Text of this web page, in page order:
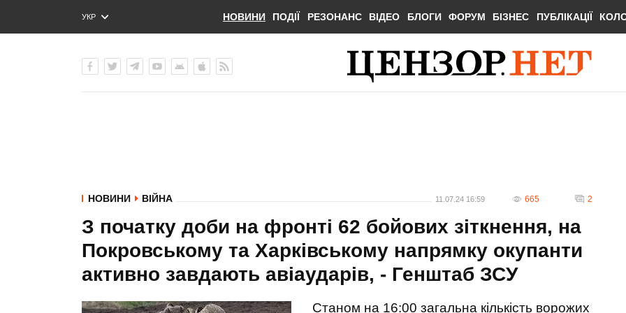
УКР
ENG
НОВИНИ ПОДІЇ РЕЗОНАНС ВІДЕО БЛОГИ ФОРУМ БІЗНЕС ПУБЛІКАЦІЇ
НОВИНИ ВІЙНА 11.07.24 16:59 665 2
З початку доби на фронті 62 бойових зіткнення, на
Покровському та Харківському напрямку окупанти
активно завдають авіаударів, - Генштаб ЗСУ
Станом на 16:00 загальна кількість ворожих